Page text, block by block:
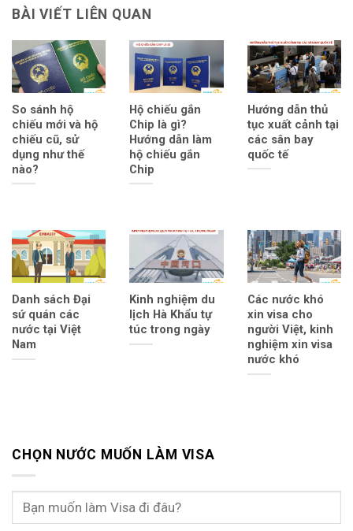
BÀI VIẾT LIÊN QUAN
So sánh hộ
chiếu mới và hộ
chiếu cũ, sử
dụng như thế
nào?
Hộ chiếu gắn
Chip là gì?
Hướng dẫn làm
hộ chiếu gắn
Chip
Hướng dẫn thủ
tục xuất cảnh tại
các sân bay
quốc tế
Danh sách Đại
sứ quán các
nước tại Việt
Nam
Kinh nghiệm du
lịch Hà Khẩu tự
túc trong ngày
Các nước khó
xin visa cho
người Việt, kinh
nghiệm xin visa
nước khó
CHỌN NƯỚC MUỐN LÀM VISA